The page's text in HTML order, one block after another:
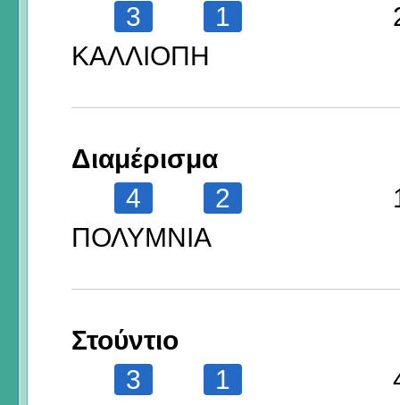
3
1
ΚΑΛΛΙΟΠΗ
Διαμέρισμα
4
2
ΠΟΛΥΜΝΙΑ
Στούντιο
3
1